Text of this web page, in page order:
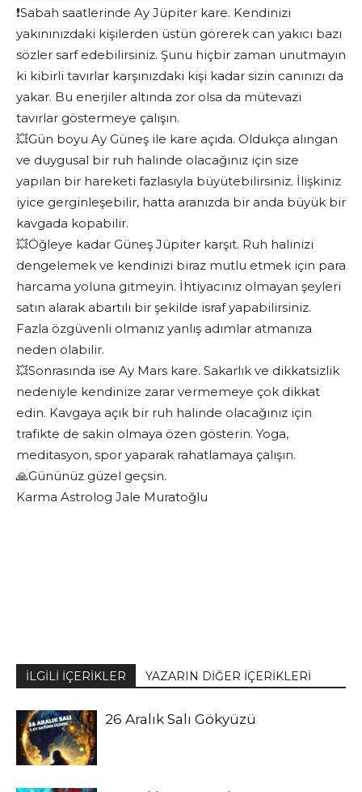
❗️Sabah saatlerinde Ay Jüpiter kare. Kendinizi
yakınınızdaki kişilerden üstün görerek can yakıcı bazı
sözler sarf edebilirsiniz. Şunu hiçbir zaman unutmayın
ki kibirli tavırlar karşınızdaki kişi kadar sizin canınızı da
yakar. Bu enerjiler altında zor olsa da mütevazi
tavırlar göstermeye çalışın.
💥Gün boyu Ay Güneş ile kare açıda. Oldukça alıngan
ve duygusal bir ruh halinde olacağınız için size
yapılan bir hareketi fazlasıyla büyütebilirsiniz. İlişkiniz
iyice gerginleşebilir, hatta aranızda bir anda büyük bir
kavgada kopabilir.
💥Öğleye kadar Güneş Jüpiter karşıt. Ruh halinizi
dengelemek ve kendinizi biraz mutlu etmek için para
harcama yoluna gitmeyin. İhtiyacınız olmayan şeyleri
satın alarak abartılı bir şekilde israf yapabilirsiniz.
Fazla özgüvenli olmanız yanlış adımlar atmanıza
neden olabilir.
💥Sonrasında ise Ay Mars kare. Sakarlık ve dikkatsizlik
nedeniyle kendinize zarar vermemeye çok dikkat
edin. Kavgaya açık bir ruh halinde olacağınız için
trafikte de sakin olmaya özen gösterin. Yoga,
meditasyon, spor yaparak rahatlamaya çalışın.
🙏Gününüz güzel geçsin.
Karma Astrolog Jale Muratoğlu
İLGİLİ İÇERİKLER YAZARIN DİĞER İÇERİKLERİ
26 Aralık Salı Gökyüzü